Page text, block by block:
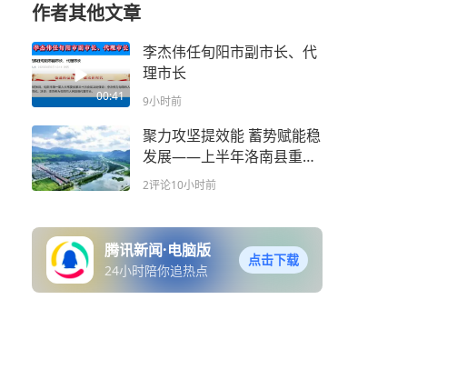
作者其他文章
00:41
李杰伟任旬阳市副市长、代
理市长
9小时前
聚力攻坚提效能 蓄势赋能稳
发展——上半年洛南县重点
项目建设综述
2评论10小时前
腾讯新闻·电脑版
24小时陪你追热点
点击下载